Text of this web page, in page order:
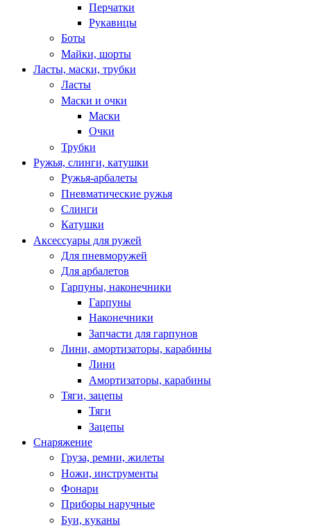
Перчатки
Рукавицы
Боты
Майки, шорты
Ласты, маски, трубки
Ласты
Маски и очки
Маски
Очки
Трубки
Ружья, слинги, катушки
Ружья-арбалеты
Пневматические ружья
Слинги
Катушки
Аксессуары для ружей
Для пневморужей
Для арбалетов
Гарпуны, наконечники
Гарпуны
Наконечники
Запчасти для гарпунов
Лини, амортизаторы, карабины
Лини
Амортизаторы, карабины
Тяги, зацепы
Тяги
Зацепы
Снаряжение
Груза, ремни, жилеты
Ножи, инструменты
Фонари
Приборы наручные
Буи, куканы